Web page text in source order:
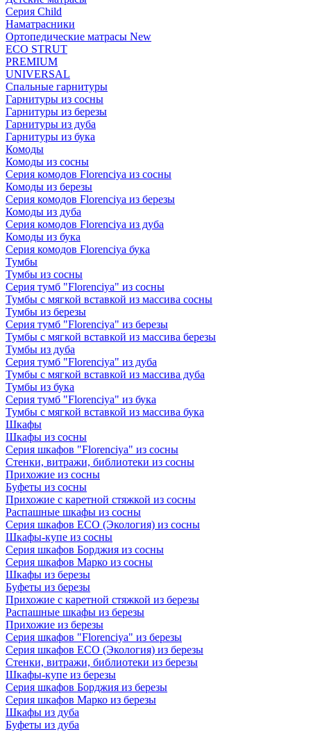
Серия Child
Наматрасники
Ортопедические матрасы New
ECO STRUT
PREMIUM
UNIVERSAL
Спальные гарнитуры
Гарнитуры из сосны
Гарнитуры из березы
Гарнитуры из дуба
Гарнитуры из бука
Комоды
Комоды из сосны
Серия комодов Florenciya из сосны
Комоды из березы
Серия комодов Florenciya из березы
Комоды из дуба
Серия комодов Florenciya из дуба
Комоды из бука
Серия комодов Florenciya бука
Тумбы
Тумбы из сосны
Серия тумб "Florenciya" из сосны
Тумбы с мягкой вставкой из массива сосны
Тумбы из березы
Серия тумб "Florenciya" из березы
Тумбы с мягкой вставкой из массива березы
Тумбы из дуба
Серия тумб "Florenciya" из дуба
Тумбы с мягкой вставкой из массива дуба
Тумбы из бука
Серия тумб "Florenciya" из бука
Тумбы с мягкой вставкой из массива бука
Шкафы
Шкафы из сосны
Серия шкафов "Florenciya" из сосны
Стенки, витражи, библиотеки из сосны
Прихожие из сосны
Буфеты из сосны
Прихожие с каретной стяжкой из сосны
Распашные шкафы из сосны
Серия шкафов ECO (Экология) из сосны
Шкафы-купе из сосны
Серия шкафов Борджия из сосны
Серия шкафов Марко из сосны
Шкафы из березы
Буфеты из березы
Прихожие с каретной стяжкой из березы
Распашные шкафы из березы
Прихожие из березы
Серия шкафов "Florenciya" из березы
Серия шкафов ECO (Экология) из березы
Стенки, витражи, библиотеки из березы
Шкафы-купе из березы
Серия шкафов Борджия из березы
Серия шкафов Марко из березы
Шкафы из дуба
Буфеты из дуба